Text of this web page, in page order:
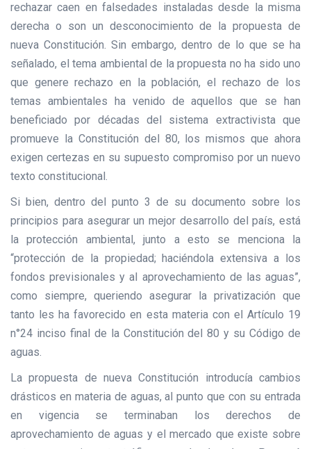
rechazar caen en falsedades instaladas desde la misma
derecha o son un desconocimiento de la propuesta de
nueva Constitución. Sin embargo, dentro de lo que se ha
señalado, el tema ambiental de la propuesta no ha sido uno
que genere rechazo en la población, el rechazo de los
temas ambientales ha venido de aquellos que se han
beneficiado por décadas del sistema extractivista que
promueve la Constitución del 80, los mismos que ahora
exigen certezas en su supuesto compromiso por un nuevo
texto constitucional.
Si bien, dentro del punto 3 de su documento sobre los
principios para asegurar un mejor desarrollo del país, está
la protección ambiental, junto a esto se menciona la
“protección de la propiedad; haciéndola extensiva a los
fondos previsionales y al aprovechamiento de las aguas”,
como siempre, queriendo asegurar la privatización que
tanto les ha favorecido en esta materia con el Artículo 19
n°24 inciso final de la Constitución del 80 y su Código de
aguas.
La propuesta de nueva Constitución introducía cambios
drásticos en materia de aguas, al punto que con su entrada
en vigencia se terminaban los derechos de
aprovechamiento de aguas y el mercado que existe sobre